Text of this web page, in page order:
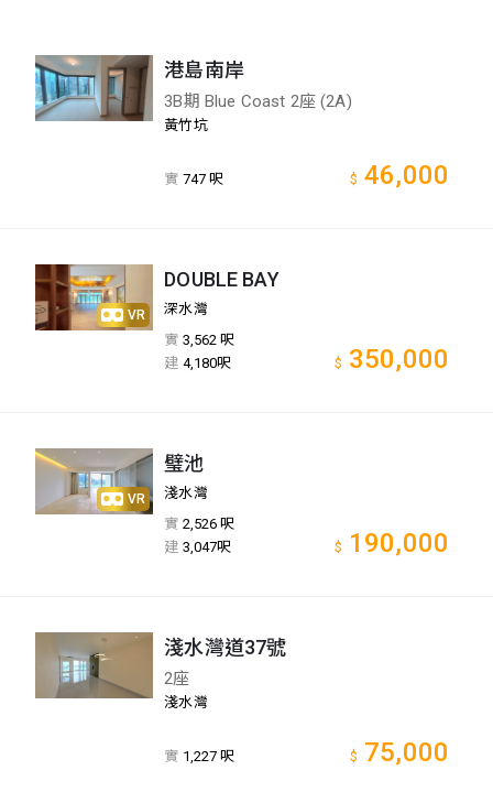
港島南岸
3B期 Blue Coast 2座 (2A)
黃竹坑
實 747 呎 $ 46,000
VR
DOUBLE BAY
深水灣
實 3,562 呎
建 4,180呎 $ 350,000
VR
璧池
淺水灣
實 2,526 呎
建 3,047呎 $ 190,000
淺水灣道37號
2座
淺水灣
實 1,227 呎 $ 75,000